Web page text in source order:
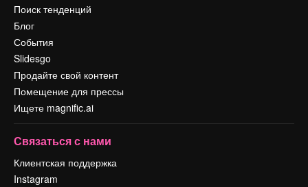
Поиск тенденций
Блог
События
Slidesgo
Продайте свой контент
Помещение для прессы
Ищете magnific.ai
Связаться с нами
Клиентская поддержка
Instagram